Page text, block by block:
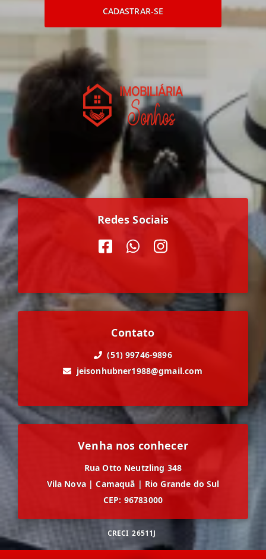
CADASTRAR-SE
Redes Sociais
Contato
(51) 99746-9896
jeisonhubner1988@gmail.com
Venha nos conhecer
Rua Otto Neutzling 348
Vila Nova | Camaquã | Rio Grande do Sul
CEP: 96783000
CRECI 26511J